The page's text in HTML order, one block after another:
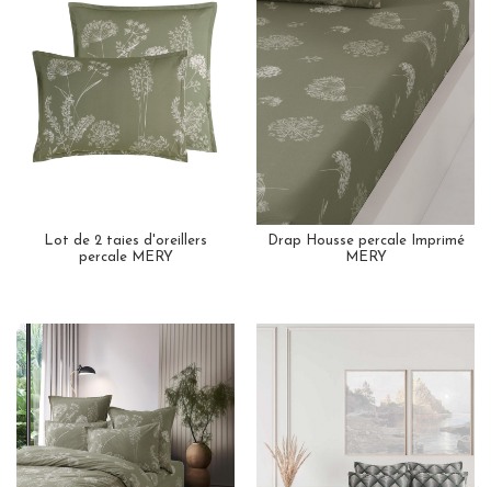
Lot de 2 taies d'oreillers
percale MERY
Drap Housse percale Imprimé
MERY